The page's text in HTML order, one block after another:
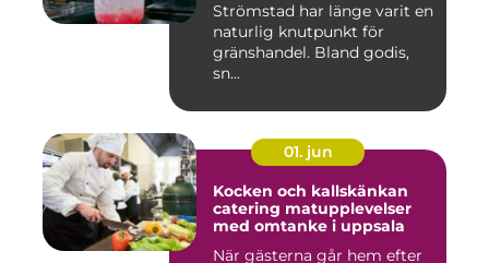
Strömstad har länge varit en
naturlig knutpunkt för
gränshandel. Bland godis,
sn...
01. jun
Kocken och kallskänkan
catering matupplevelser
med omtanke i uppsala
När gästerna går hem efter